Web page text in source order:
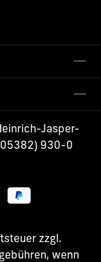
Jasper-
930-0
zzgl.
wenn